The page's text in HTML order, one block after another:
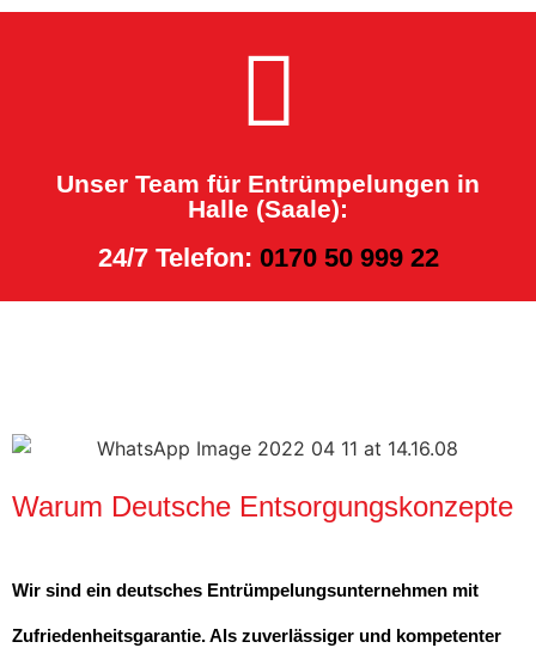
Unser Team für Entrümpelungen in
Halle (Saale):
24/7 Telefon: 0170 50 999 22
Warum Deutsche Entsorgungskonzepte
Wir sind ein deutsches Entrümpelungsunternehmen mit
Zufriedenheitsgarantie. Als zuverlässiger und kompetenter